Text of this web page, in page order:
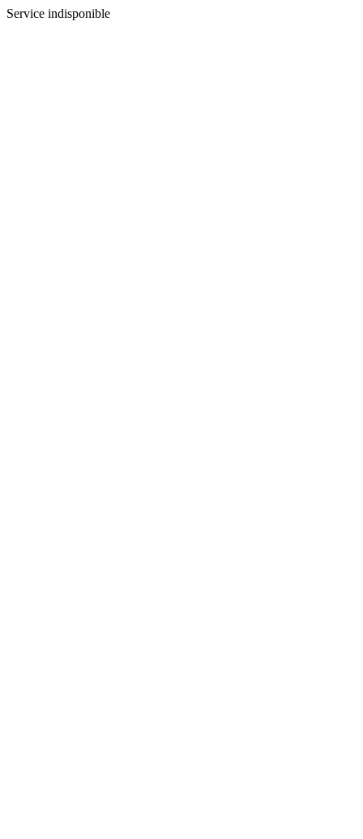
Service indisponible